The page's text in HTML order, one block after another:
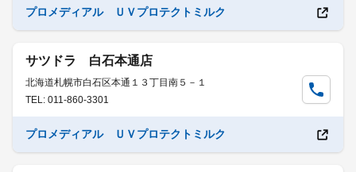
プロメディアル ＵＶプロテクトミルク
サツドラ 白石本通店
北海道札幌市白石区本通１３丁目南５－１
TEL: 011-860-3301
プロメディアル ＵＶプロテクトミルク